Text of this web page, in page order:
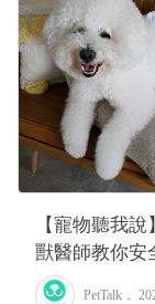
【寵物聽我
獸醫師教你安
Tiffany
PetTalk ．